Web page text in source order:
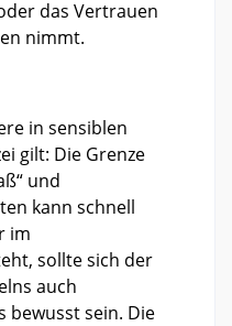
das Vertrauen
nimmt.
in sensiblen
gilt: Die Grenze
und
kann schnell
im
sollte sich der
auch
bewusst sein. Die